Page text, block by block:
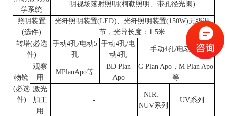
学系统
明视场落射照明(柯勒照明、带孔径光阑)
照明装置
(选件)
光纤照明装置(LED)、光纤照明装置(150W)无级调
节，光导长度： 1.5米
转塔(必选
件)
手动4孔/电动5
孔
手动4孔/电
动4孔
手动4孔/电动 孔
物镜
(必选
件)
观察
用
MPlanApo等
BD Plan
Apo
G Plan Apo ，M Plan Apo
等
激光
加工
用
-
NIR、
NUV系列
UV系列